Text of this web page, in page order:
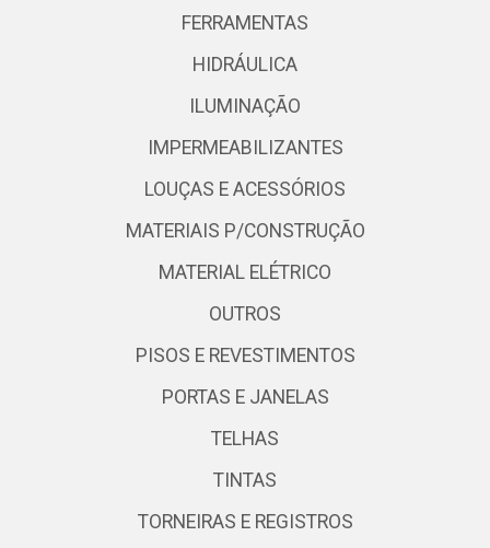
FERRAMENTAS
HIDRÁULICA
ILUMINAÇÃO
IMPERMEABILIZANTES
LOUÇAS E ACESSÓRIOS
MATERIAIS P/CONSTRUÇÃO
MATERIAL ELÉTRICO
OUTROS
PISOS E REVESTIMENTOS
PORTAS E JANELAS
TELHAS
TINTAS
TORNEIRAS E REGISTROS